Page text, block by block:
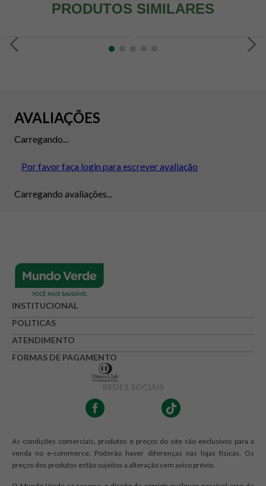
PRODUTOS SIMILARES
AVALIAÇÕES
Carregando...
Por favor faça login para escrever avaliação
Carregando avaliações...
INSTITUCIONAL
POLITICAS
ATENDIMENTO
FORMAS DE PAGAMENTO
REDES SOCIAIS
As condições comerciais, produtos e preços do site são exclusivos para a
venda no e-commerce. Poderão haver diferenças nas lojas físicas. Os
preços dos produtos estão sujeitos a alteração sem aviso prévio.